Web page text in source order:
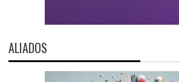
ALIADOS